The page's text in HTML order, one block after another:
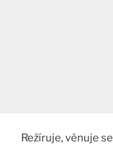
Režíruje, věnuje